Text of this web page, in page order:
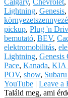
Lightning, Genesis,
pickup, Plug 'n
bemutató, BEV,
elektromobilitás,
Lightning, Genesis
Pace, Kanada, KIA
POV, show,
YouTube | Leave a
Találd meg, ami